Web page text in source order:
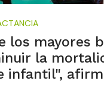
los mayores
la
infantil",